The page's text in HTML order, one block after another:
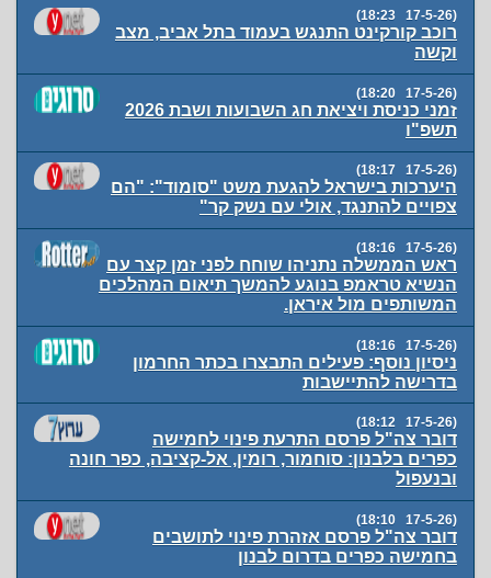
(17-5-26 18:23)
רוכב קורקינט התנגש בעמוד בתל אביב, מצב
וקשה
(17-5-26 18:20)
זמני כניסת ויציאת חג השבועות ושבת 2026
תשפ"ו
(17-5-26 18:17)
היערכות בישראל להגעת משט "סומוד": "הם
צפויים להתנגד, אולי עם נשק קר"
(17-5-26 18:16)
ראש הממשלה נתניהו שוחח לפני זמן קצר עם
הנשיא טראמפ בנוגע להמשך תיאום המהלכים
המשותפים מול איראן.
(17-5-26 18:16)
ניסיון נוסף: פעילים התבצרו בכתר החרמון
בדרישה להתיישבות
(17-5-26 18:12)
דובר צה"ל פרסם התרעת פינוי לחמישה
כפרים בלבנון: סוחמור, רומין, אל-קציבה, כפר חונה
ובנעפול
(17-5-26 18:10)
דובר צה"ל פרסם אזהרת פינוי לתושבים
בחמישה כפרים בדרום לבנון